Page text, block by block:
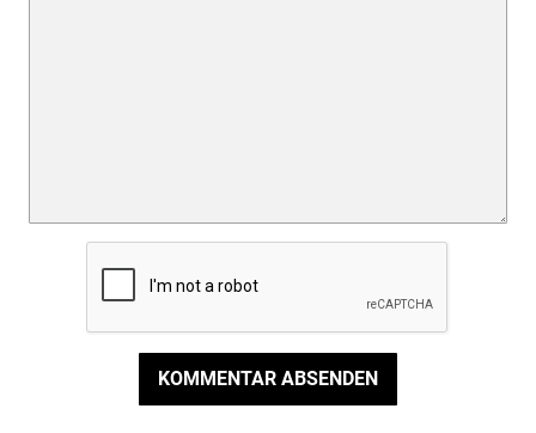
KOMMENTAR ABSENDEN